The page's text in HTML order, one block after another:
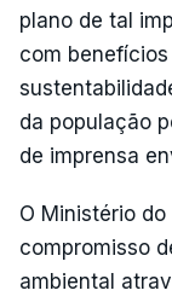
plano de tal
com
da população
de imprensa
O Ministério
compromisso
ambiental